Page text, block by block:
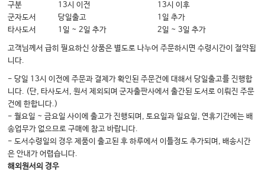
Part 4. 초음파 유도 척추치료
20 초음파를 이용한 척추치료의 개론
22 흉추의 초음파 검사 및 초음파 유도하 주사 치료
23 요추의 초음파 검사 및 초음파 유도하 주사 치료
24 천추의 초음파 검사 및 초음파 유도하 주사 치료
Part 5. 증식치료
25 증식치료의 개론
26 경추부의 증식치료
구분 13시 이전
13시 이후
군자도서
당일출고
1일 추가
타사도서
1일 ~ 2일 추가 2일 ~ 3일 추가
고객님께서 급히 필요하신 상품은 별도로 나누어 주문하시면 수령시간이 절약됩
니다.
- 당일 13시 이전에 주문과 결제가 확인된 주문건에 대해서 당일출고를 진행합
니다. (단, 타사도서, 원서 제외되며 군자출판사에서 출간된 도서로 이뤄진 주문
건에 한합니다.)
- 월요일 ~ 금요일 사이에 출고가 진행되며, 토요일과 일요일, 연휴기간에는 배
송업무가 없으므로 구매에 참고 바랍니다.
- 도서수령일의 경우 제품이 출고된 후 하루에서 이틀정도 추가되며, 배송시간
은 안내가 어렵습니다.
해외원서의 경우